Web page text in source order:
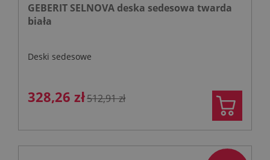
GEBERIT SELNOVA deska sedesowa twarda
biała
Deski sedesowe
328,26 zł512,91 zł